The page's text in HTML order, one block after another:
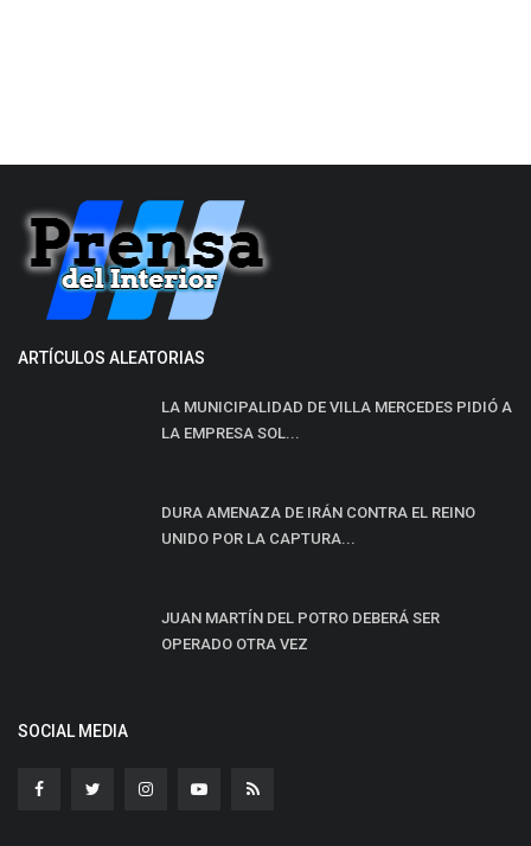
ARTÍCULOS ALEATORIAS
LA MUNICIPALIDAD DE VILLA MERCEDES PIDIÓ A
LA EMPRESA SOL...
DURA AMENAZA DE IRÁN CONTRA EL REINO
UNIDO POR LA CAPTURA...
JUAN MARTÍN DEL POTRO DEBERÁ SER
OPERADO OTRA VEZ
SOCIAL MEDIA